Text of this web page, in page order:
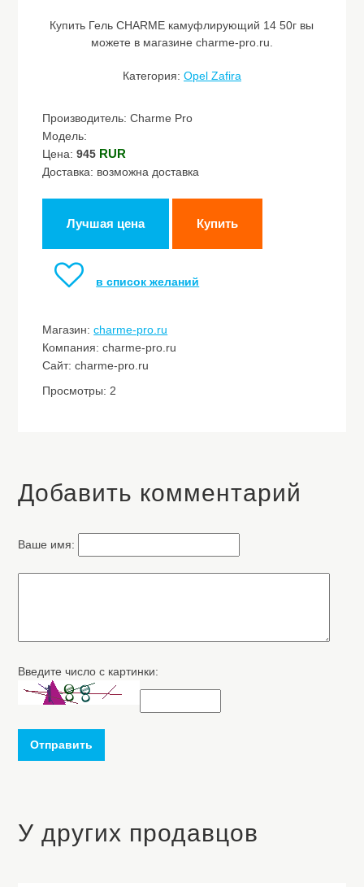
Купить Гель CHARME камуфлирующий 14 50г вы
можете в магазине charme-pro.ru.
Категория: Opel Zafira
Производитель: Charme Pro
Модель:
Цена:945 RUR
Доставка: возможна доставка
Лучшая цена Купить
в список желаний
Магазин:charme-pro.ru
Компания: charme-pro.ru
Сайт: charme-pro.ru
Просмотры: 2
Добавить комментарий
Ваше имя:
Введите число с картинки:
Отправить
У других продавцов